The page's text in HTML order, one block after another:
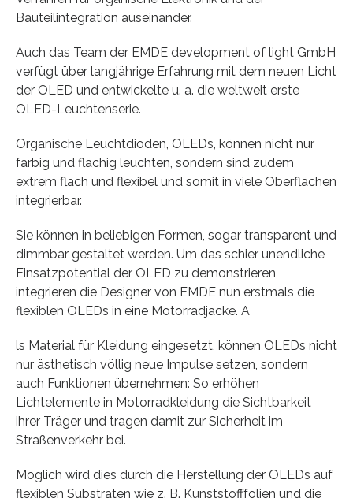
Bauteilintegration auseinander.
Auch das Team der EMDE development of light GmbH
verfügt über langjährige Erfahrung mit dem neuen Licht
der OLED und entwickelte u. a. die weltweit erste
OLED-Leuchtenserie.
Organische Leuchtdioden, OLEDs, können nicht nur
farbig und flächig leuchten, sondern sind zudem
extrem flach und flexibel und somit in viele Oberflächen
integrierbar.
Sie können in beliebigen Formen, sogar transparent und
dimmbar gestaltet werden. Um das schier unendliche
Einsatzpotential der OLED zu demonstrieren,
integrieren die Designer von EMDE nun erstmals die
flexiblen OLEDs in eine Motorradjacke. A
ls Material für Kleidung eingesetzt, können OLEDs nicht
nur ästhetisch völlig neue Impulse setzen, sondern
auch Funktionen übernehmen: So erhöhen
Lichtelemente in Motorradkleidung die Sichtbarkeit
ihrer Träger und tragen damit zur Sicherheit im
Straßenverkehr bei.
Möglich wird dies durch die Herstellung der OLEDs auf
flexiblen Substraten wie z. B. Kunststofffolien und die